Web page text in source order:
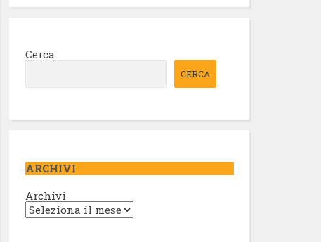
Cerca
CERCA
ARCHIVI
Archivi